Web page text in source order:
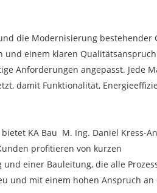
die Modernisierung bestehender
einem klaren
Anforderungen angepasst. Jede
damit Funktionalität,
KA Bau  M. Ing. Daniel Kress-
profitieren von kurzen
einer Bauleitung, die alle
und mit einem hohen Anspruch an